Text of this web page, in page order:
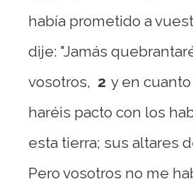
había prometido a
dije: "Jamás
vosotros, 2 y en
haréis pacto con los
esta tierra; sus altares
Pero vosotros no me